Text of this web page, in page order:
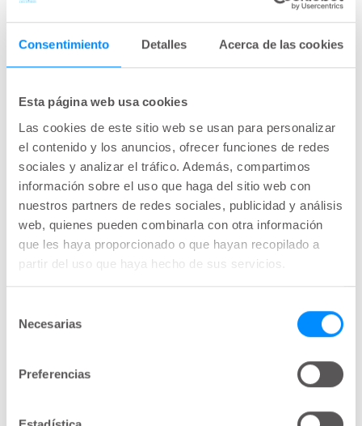
Consentimiento Detalles Acerca de las cookies
Esta página web usa cookies
Las cookies de este sitio web se usan para personalizar
el contenido y los anuncios, ofrecer funciones de redes
sociales y analizar el tráfico. Además, compartimos
información sobre el uso que haga del sitio web con
nuestros partners de redes sociales, publicidad y análisis
web, quienes pueden combinarla con otra información
que les haya proporcionado o que hayan recopilado a
partir del uso que haya hecho de sus servicios.
Necesarias
Preferencias
infección generalmente se
conoce como pielonefritis.
Usted debe estar conectado
Esta sección está restringida a
profesionales sanitarios. Regístrese o
acceda a su cuenta para acceder al
contenido.
Puede cambiar el idioma de la página de
registro arriba a la derecha.